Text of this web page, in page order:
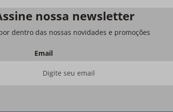
nossa newsletter
dentro das nossas novidades e promoções
Email